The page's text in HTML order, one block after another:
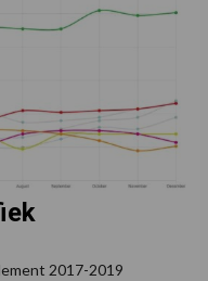
2017-2019